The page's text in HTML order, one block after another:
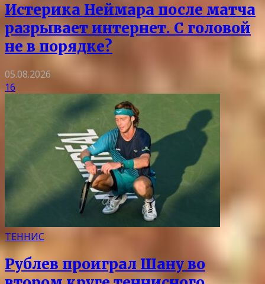
Истерика Неймара после матча
разрывает интернет. С головой
не в порядке?
05.08.2026
16
ТЕННИС
Рублев проиграл Шану во